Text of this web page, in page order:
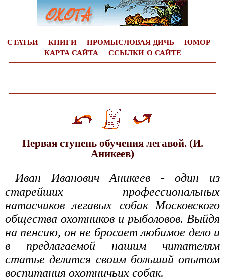
СТАТЬИ КНИГИ ПРОМЫСЛОВАЯ ДИЧЬ
ЮМОР
КАРТА САЙТА
ССЫЛКИ О САЙТЕ
Первая ступень обучения легавой. (И.
Аникеев)
Иван Иванович Аникеев - один из
старейших профессиональных
натасчиков легавых собак Московского
общества охотников и рыболовов. Выйдя
на пенсию, он не бросает любимое дело и
в предлагаемой нашим читателям
статье делится своим больший опытом
воспитания охотничьих собак.